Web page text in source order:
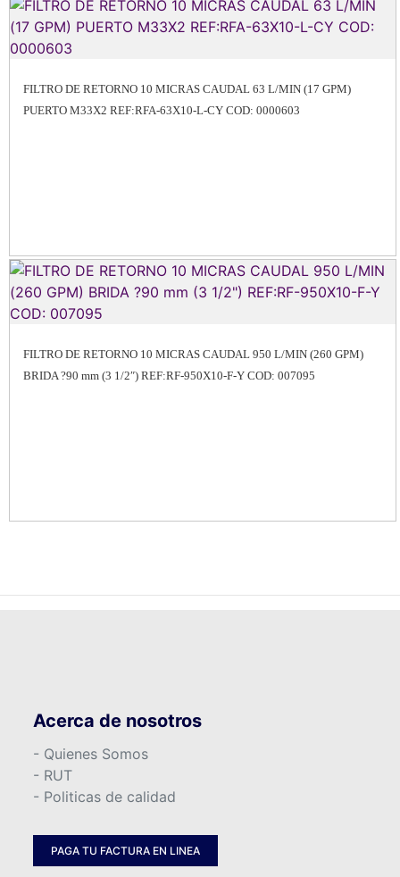
FILTRO DE RETORNO 10 MICRAS CAUDAL 63 L/MIN (17 GPM)
PUERTO M33X2 REF:RFA-63X10-L-CY COD: 0000603
FILTRO DE RETORNO 10 MICRAS CAUDAL 950 L/MIN (260 GPM)
BRIDA ?90 mm (3 1/2″) REF:RF-950X10-F-Y COD: 007095
Acerca de nosotros
- Quienes Somos
- RUT
- Politicas de calidad
PAGA TU FACTURA EN LINEA